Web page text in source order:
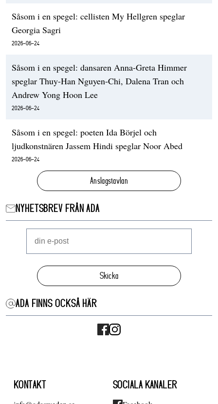
Såsom i en spegel: cellisten My Hellgren speglar
Georgia Sagri
2026-06-24
Såsom i en spegel: dansaren Anna-Greta Himmer
speglar Thuy-Han Nguyen-Chi, Dalena Tran och
Andrew Yong Hoon Lee
2026-06-24
Såsom i en spegel: poeten Ida Börjel och
ljudkonstnären Jassem Hindi speglar Noor Abed
2026-06-24
Anslagstavlan
NYHETSBREV FRÅN ADA
Skicka
ADA FINNS OCKSÅ HÄR
KONTAKT SOCIALA KANALER